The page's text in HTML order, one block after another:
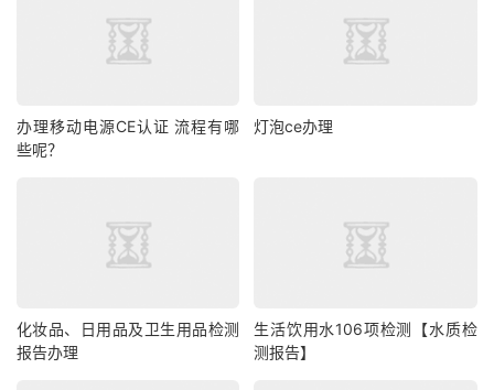
办理移动电源CE认证 流程有哪
些呢？
灯泡ce办理
化妆品、日用品及卫生用品检测
报告办理
生活饮用水106项检测【水质检
测报告】